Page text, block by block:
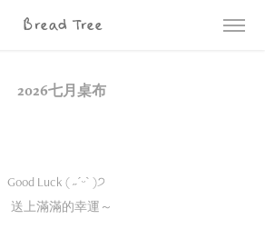
Bread Tree
2026七月桌布
Good Luck ( ˶ˊᵕˋ )੭ ⠀
送上滿滿的幸運～